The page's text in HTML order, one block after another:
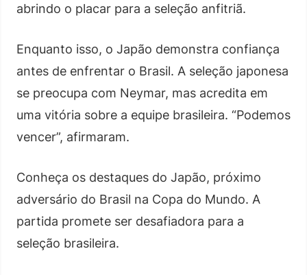
abrindo o placar para a seleção anfitriã.
Enquanto isso, o Japão demonstra confiança
antes de enfrentar o Brasil. A seleção japonesa
se preocupa com Neymar, mas acredita em
uma vitória sobre a equipe brasileira. “Podemos
vencer”, afirmaram.
Conheça os destaques do Japão, próximo
adversário do Brasil na Copa do Mundo. A
partida promete ser desafiadora para a
seleção brasileira.